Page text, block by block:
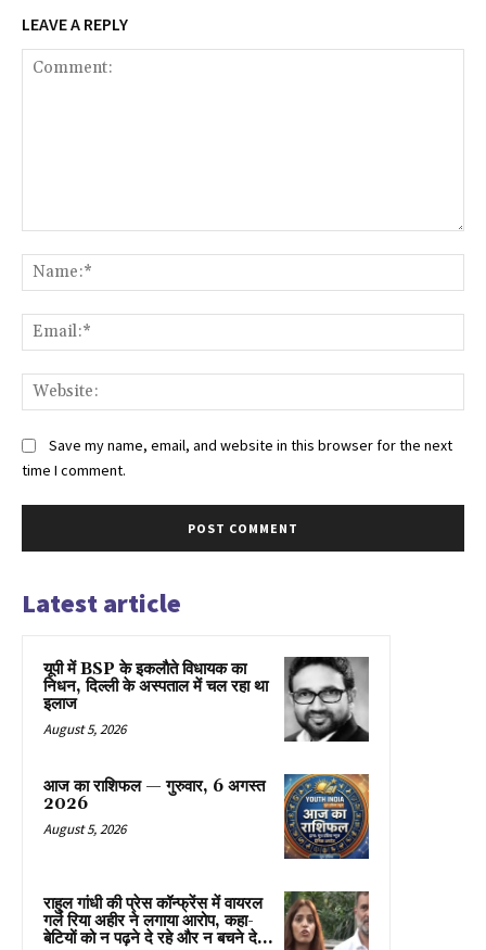
LEAVE A REPLY
Save my name, email, and website in this browser for the next
time I comment.
Latest article
यूपी में BSP के इकलाैते विधायक का
निधन, दिल्ली के अस्पताल में चल रहा था
इलाज
August 5, 2026
आज का राशिफल — गुरुवार, 6 अगस्त
2026
August 5, 2026
राहुल गांधी की प्रेस कॉन्फ्रेंस में वायरल
गर्ल रिया अहीर ने लगाया आरोप, कहा-
बेटियों को न पढ़ने दे रहे और न बचने दे...